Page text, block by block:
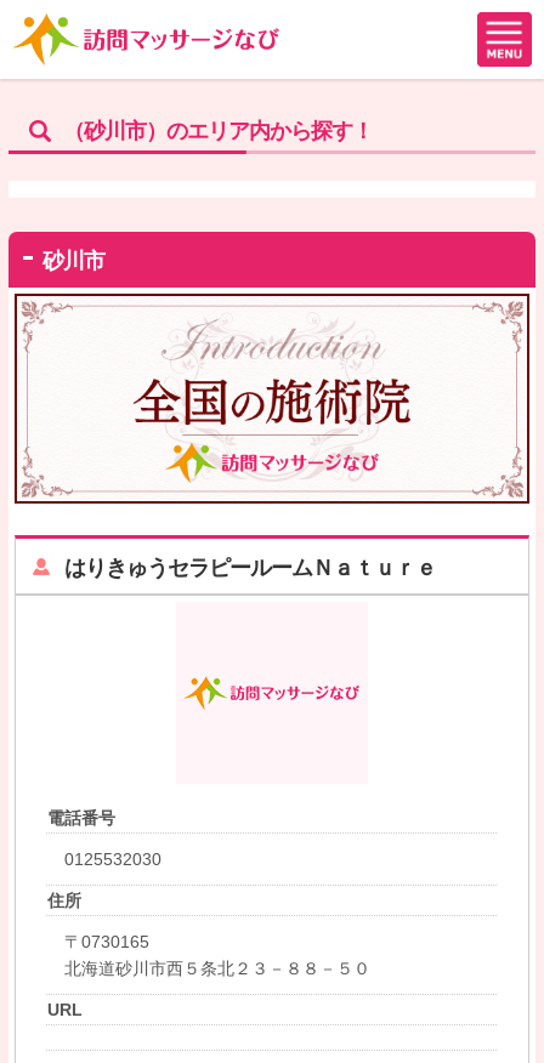
（砂川市）のエリア内から探す！
砂川市
はりきゅうセラピールームＮａｔｕｒｅ
電話番号
0125532030
住所
〒0730165
北海道砂川市西５条北２３－８８－５０
URL